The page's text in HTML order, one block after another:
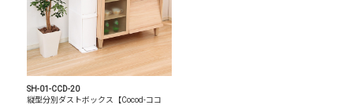
SH-01-CCD-20
縦型分別ダストボックス【Cocod-ココ